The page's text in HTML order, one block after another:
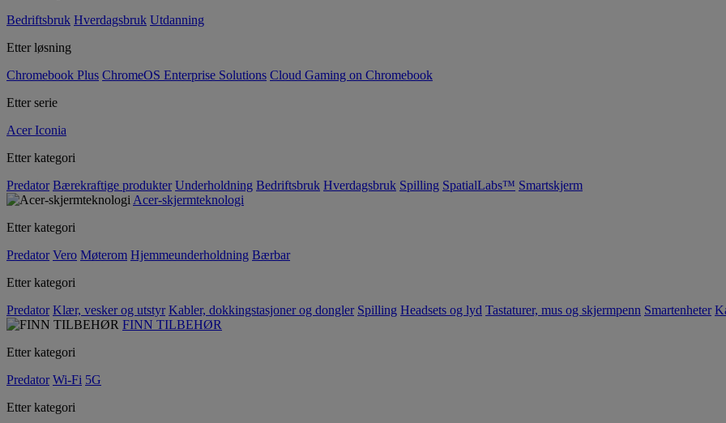
Bedriftsbruk Hverdagsbruk Utdanning
Etter løsning
Chromebook Plus ChromeOS Enterprise Solutions Cloud Gaming on Chromebook
Etter serie
Acer Iconia
Etter kategori
Predator Bærekraftige produkter Underholdning Bedriftsbruk Hverdagsbruk Spilling SpatialLabs™ Smartskjerm
Acer-skjermteknologi
Etter kategori
Predator Vero Møterom Hjemmeunderholdning Bærbar
Etter kategori
Predator Klær, vesker og utstyr Kabler, dokkingstasjoner og dongler Spilling Headsets og lyd Tastaturer, mus og skjermpenn Smartenheter
FINN TILBEHØR
Etter kategori
Predator Wi-Fi 5G
Etter kategori